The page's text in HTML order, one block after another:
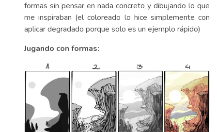
formas sin pensar en nada concreto y dibujando lo que
me inspiraban (el coloreado lo hice simplemente con
aplicar degradado porque solo es un ejemplo rápido)
Jugando con formas: